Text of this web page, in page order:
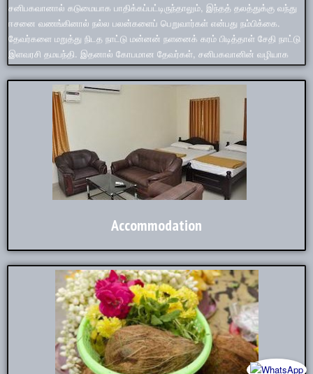
இளவரசி தமயந்தி. இதனால் கோபமான தேவர்கள், சனிபகவானின் வழியாக
நளனை கடுமையாக சோதித்தார்கள். எல்லா செல்வத்தையும் இழந்து, இறுதியில்
தமயந்தியையும் பிரிந்து சேவகனாக மாறினான் நளன். பின்னர் இங்குள்ள
தர்ப்பாரண்யேஸ்வரரை வணங்கி, சனீஸ்வரனையும் சரணடைந்தான். அதனால்,
சனிபகவானின் கருணையால் இழந்த தன் நாட்டையும் அளவற்ற செல்வங்களையும்
பெற்றான் என்று தலவரலாறு கூறுகிறது. சனிபகவானின் கருணையை எண்ணி
நளராஜனே பலவிதமான பண்டிகைகளை உருவாக்கிக் கொண்டாடி மகிழ்ந்தான்.
இவன் நீராடிய திருக்குளம் இன்றும் நளதீர்த்தம் என்றே வழங்கப்படுகிறது. ஜன்மச்
சனி, கண்ட சனி, அஷ்டமத்து சனி, மத்திய சனி, ஆத்ய சனி, ஏழரை சனி என்று
சனிபகவானால் எத்தகைய பாதிப்புகள் ஏற்பட்டிருந்தாலும், இந்தத் தலத்துக்கு
வந்து பரிகாரம் செய்வது வழக்கம். நளதீர்த்ததில் நீராடி, எள் தீபம் ஏற்றி,
கருங்குவளை மலர் சாத்தி சனீஸ்வரனை வணங்கினால் தீராத எந்தத் துயரமும்
Accommodation